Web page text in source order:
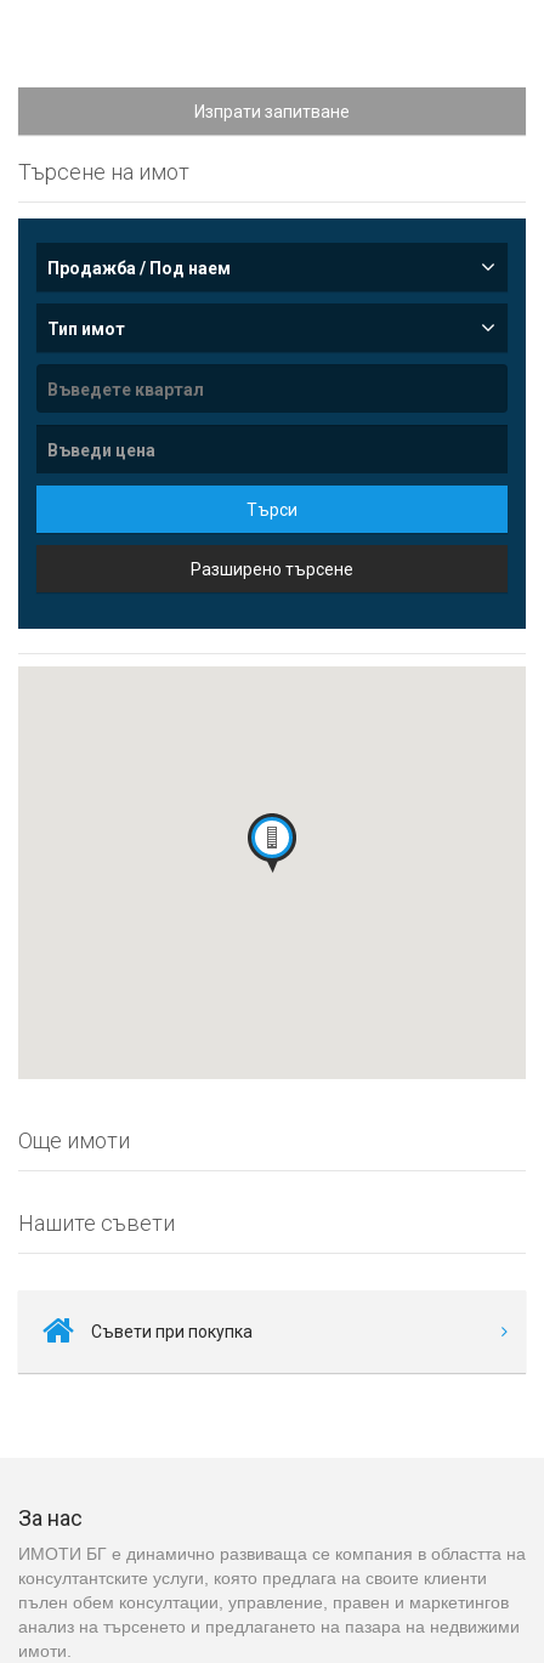
Изпрати запитване
Търсене на имот
Продажба / Под наем
Тип имот
Търси
Разширено търсене
Още имоти
Нашите съвети
Съвети при покупка
За нас
ИМОТИ БГ е динамично развиваща се компания в областта на
консултантските услуги, която предлага на своите клиенти
пълен обем консултации, управление, правен и маркетингов
анализ на търсенето и предлагането на пазара на недвижими
имоти.